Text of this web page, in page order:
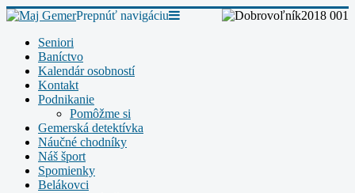
Prepnúť navigáciu
Seniori
Baníctvo
Kalendár osobností
Kontakt
Podnikanie
Pomôžme si
Gemerská detektívka
Náučné chodníky
Náš šport
Spomienky
Belákovci